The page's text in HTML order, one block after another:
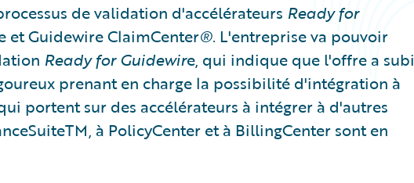
de validation d'accélérateurs Ready for
et Guidewire ClaimCenter®. L'entreprise va pouvoir
Ready for Guidewire, qui indique que l'offre a subi
prenant en charge la possibilité d'intégration à
portent sur des accélérateurs à intégrer à d'autres
à PolicyCenter et à BillingCenter sont en